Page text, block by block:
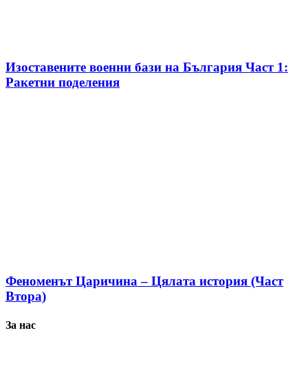
Изоставените военни бази на България Част 1:
Ракетни поделения
Феноменът Царичина – Цялата история (Част
Втора)
За нас